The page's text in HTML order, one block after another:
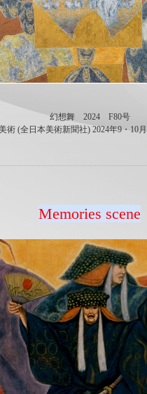
幻想舞 2024 F80号
術 (全日本美術新聞社) 2024年9・10
Memories scene